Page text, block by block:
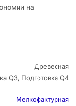
на
Древесная
Q3, Подготовка Q4
Мелкофактурная